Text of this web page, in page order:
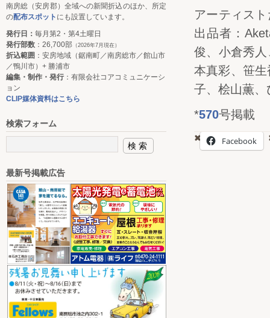
アーティス
出品者：
俊、小倉秀
本真彩、笹
子、桧山薫
*570号掲載
Facebook
南房総（安房郡）全域への新聞折込のほか、所定
の配布スポット にも設置しています。
発行日： 毎月第2・第4土曜日
発行部数 ：26,700部 （2026年7月現在）
折込範囲 ：安房地域（鋸南町／南房総市／館山市
／鴨川市）+ 勝浦市
編集・制作・発行：有限会社コアコミュニケーシ
ョン
CLIP媒体資料はこちら
検索フォーム
最新号掲載広告